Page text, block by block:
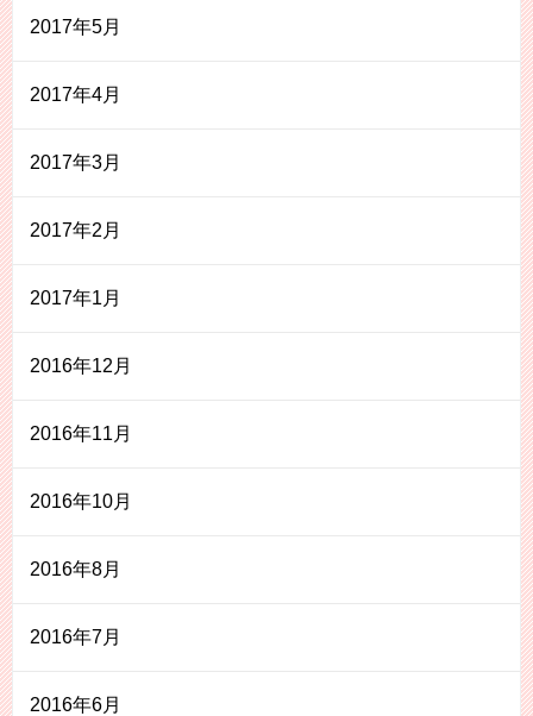
2017年5月
2017年4月
2017年3月
2017年2月
2017年1月
2016年12月
2016年11月
2016年10月
2016年8月
2016年7月
2016年6月